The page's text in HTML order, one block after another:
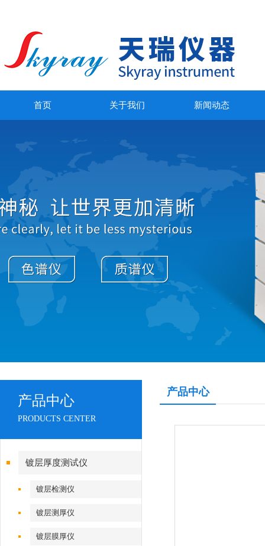
首页 关于我们 新闻动态
产品中心
PRODUCTS CENTER
镀层厚度测试仪
镀层检测仪
镀层测厚仪
镀层膜厚仪
产品中心